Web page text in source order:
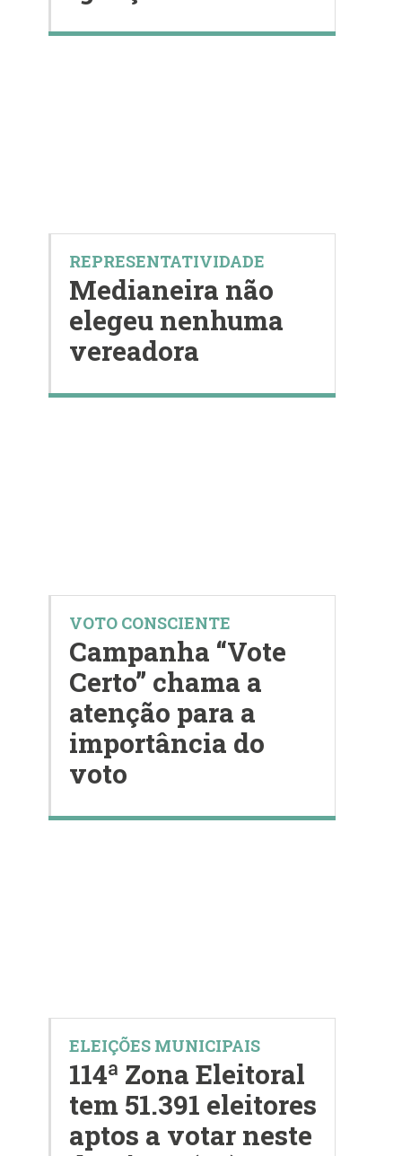
REPRESENTATIVIDADE
Medianeira não
elegeu nenhuma
vereadora
VOTO CONSCIENTE
Campanha “Vote
Certo” chama a
atenção para a
importância do
voto
ELEIÇÕES MUNICIPAIS
114ª Zona Eleitoral
tem 51.391 eleitores
aptos a votar neste